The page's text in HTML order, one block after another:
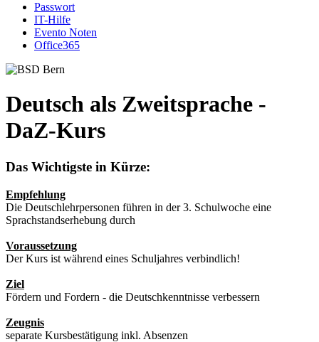
Passwort
IT-Hilfe
Evento Noten
Office365
Deutsch als Zweitsprache -
DaZ-Kurs
Das Wichtigste in Kürze:
Empfehlung
Die Deutschlehrpersonen führen in der 3. Schulwoche eine
Sprachstandserhebung durch
Voraussetzung
Der Kurs ist während eines Schuljahres verbindlich!
Ziel
Fördern und Fordern - die Deutschkenntnisse verbessern
Zeugnis
separate Kursbestätigung inkl. Absenzen